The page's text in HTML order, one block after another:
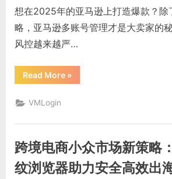
账
号”
想在2025年的亚马逊上打造爆款？除
略，亚马逊多账号管理才是大卖家的
风控越来越严…
Read More“亚
马
品
后
的
多
账
号
»
VMLogin
跨境电商小众市场新策略
纹浏览器助力安全高效出